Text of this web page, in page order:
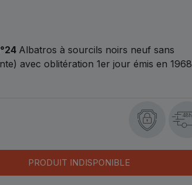
Albatros à sourcils noirs neuf sans
avec oblitération 1er jour émis en 1968
48h
PRODUIT INDISPONIBLE